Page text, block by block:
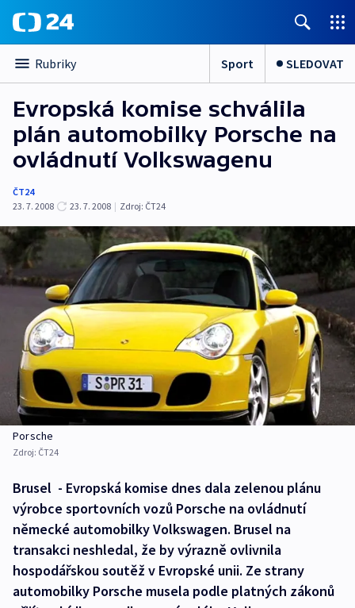
Rubriky Sport SLEDOVAT
Evropská komise schválila
plán automobilky Porsche na
ovládnutí Volkswagenu
ČT24
23. 7. 2008
23. 7. 2008 | Zdroj: ČT24
Porsche
Zdroj: ČT24
Brusel - Evropská komise dnes dala zelenou plánu
výrobce sportovních vozů Porsche na ovládnutí
německé automobilky Volkswagen. Brusel na
transakci neshledal, že by výrazně ovlivnila
hospodářskou soutěž v Evropské unii. Ze strany
automobilky Porsche musela podle platných zákonů